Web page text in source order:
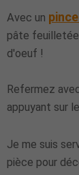
Avec un
pâte feuilletée
d'oeuf !
Refermez
appuyant sur
Je me suis
pièce pour